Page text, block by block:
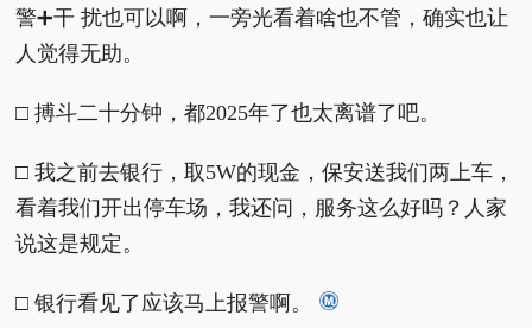
警➕干 扰也可以啊，一旁光看着啥也不管，确实也让
人觉得无助。
□ 搏斗二十分钟，都2025年了也太离谱了吧。
□ 我之前去银行，取5W的现金，保安送我们两上车，
看着我们开出停车场，我还问，服务这么好吗？人家
说这是规定。
□ 银行看见了应该马上报警啊。